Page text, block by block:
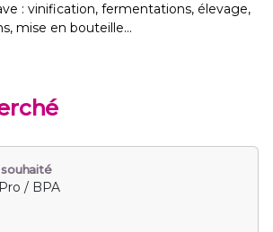
: vinification, fermentations, élevage,
mise en bouteille...
/ BPA